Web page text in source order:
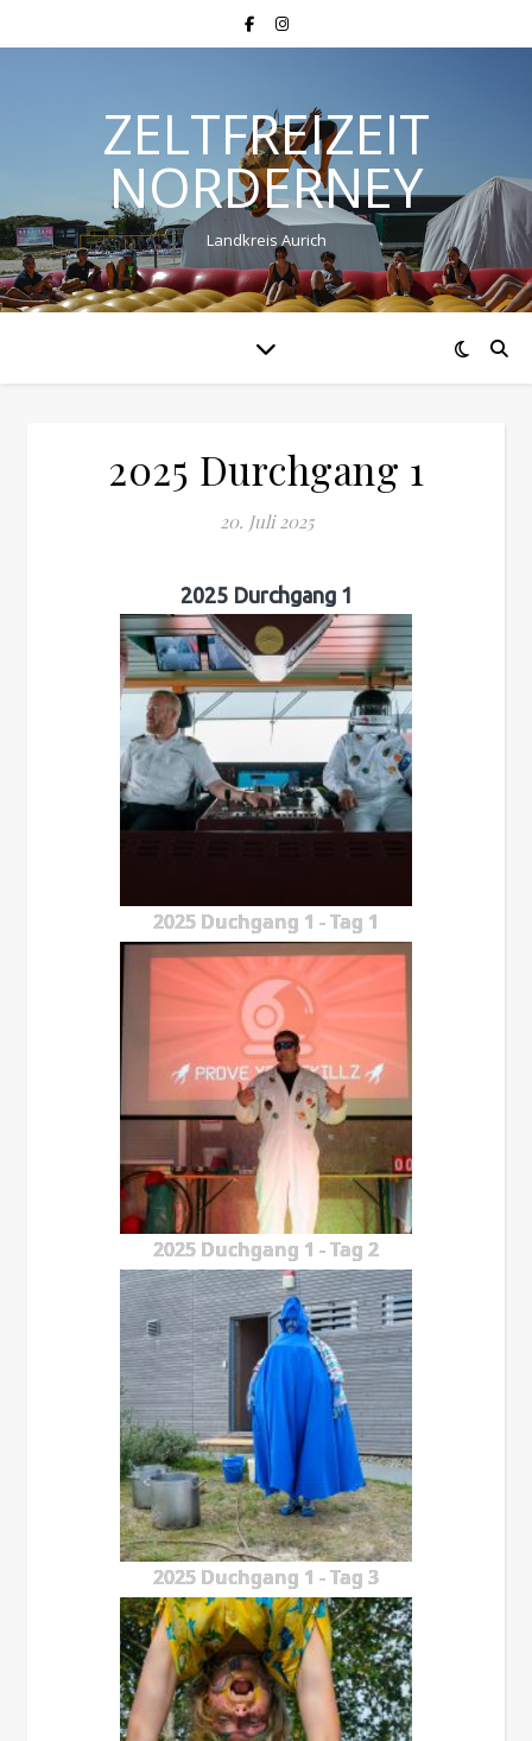
ZELTFREIZEIT
NORDERNEY
Landkreis Aurich
2025 Durchgang 1
20. Juli 2025
2025 Durchgang 1
2025 Duchgang 1 - Tag 1
2025 Duchgang 1 - Tag 2
2025 Duchgang 1 - Tag 3